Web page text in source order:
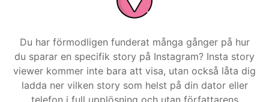
Du har förmodligen funderat många gånger på hur
du sparar en specifik story på Instagram? Insta story
viewer kommer inte bara att visa, utan också låta dig
ladda ner vilken story som helst på din dator eller
telefon i full upplösning och utan författarens